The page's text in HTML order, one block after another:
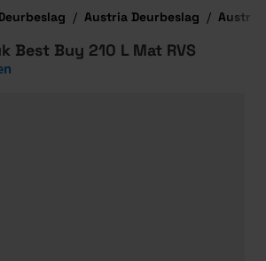
/ Austria Deurbeslag / Austria
Best Buy 210 L Mat RVS